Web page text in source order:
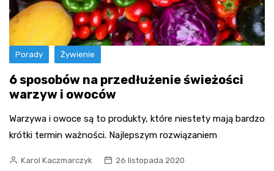
Porady Żywienie
6 sposobów na przedłużenie świeżości
warzyw i owoców
Warzywa i owoce są to produkty, które niestety mają bardzo
krótki termin ważności. Najlepszym rozwiązaniem
Karol Kaczmarczyk 26 listopada 2020